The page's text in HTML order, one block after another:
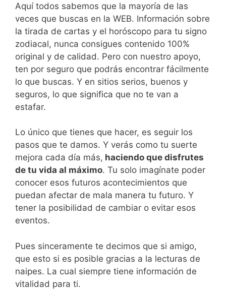
Aquí todos sabemos que la mayoría de las
veces que buscas en la WEB. Información sobre
la tirada de cartas y el horóscopo para tu signo
zodiacal, nunca consigues contenido 100%
original y de calidad. Pero con nuestro apoyo,
ten por seguro que podrás encontrar fácilmente
lo que buscas. Y en sitios serios, buenos y
seguros, lo que significa que no te van a
estafar.
Lo único que tienes que hacer, es seguir los
pasos que te damos. Y verás como tu suerte
mejora cada día más, haciendo que disfrutes
de tu vida al máximo. Tu solo imagínate poder
conocer esos futuros acontecimientos que
puedan afectar de mala manera tu futuro. Y
tener la posibilidad de cambiar o evitar esos
eventos.
Pues sinceramente te decimos que si amigo,
que esto si es posible gracias a la lecturas de
naipes. La cual siempre tiene información de
vitalidad para ti.